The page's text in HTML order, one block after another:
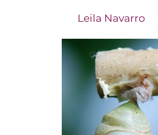
Leila Navarro